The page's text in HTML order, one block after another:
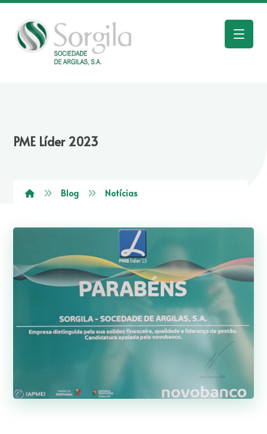
PME Líder 2023
Blog Notícias